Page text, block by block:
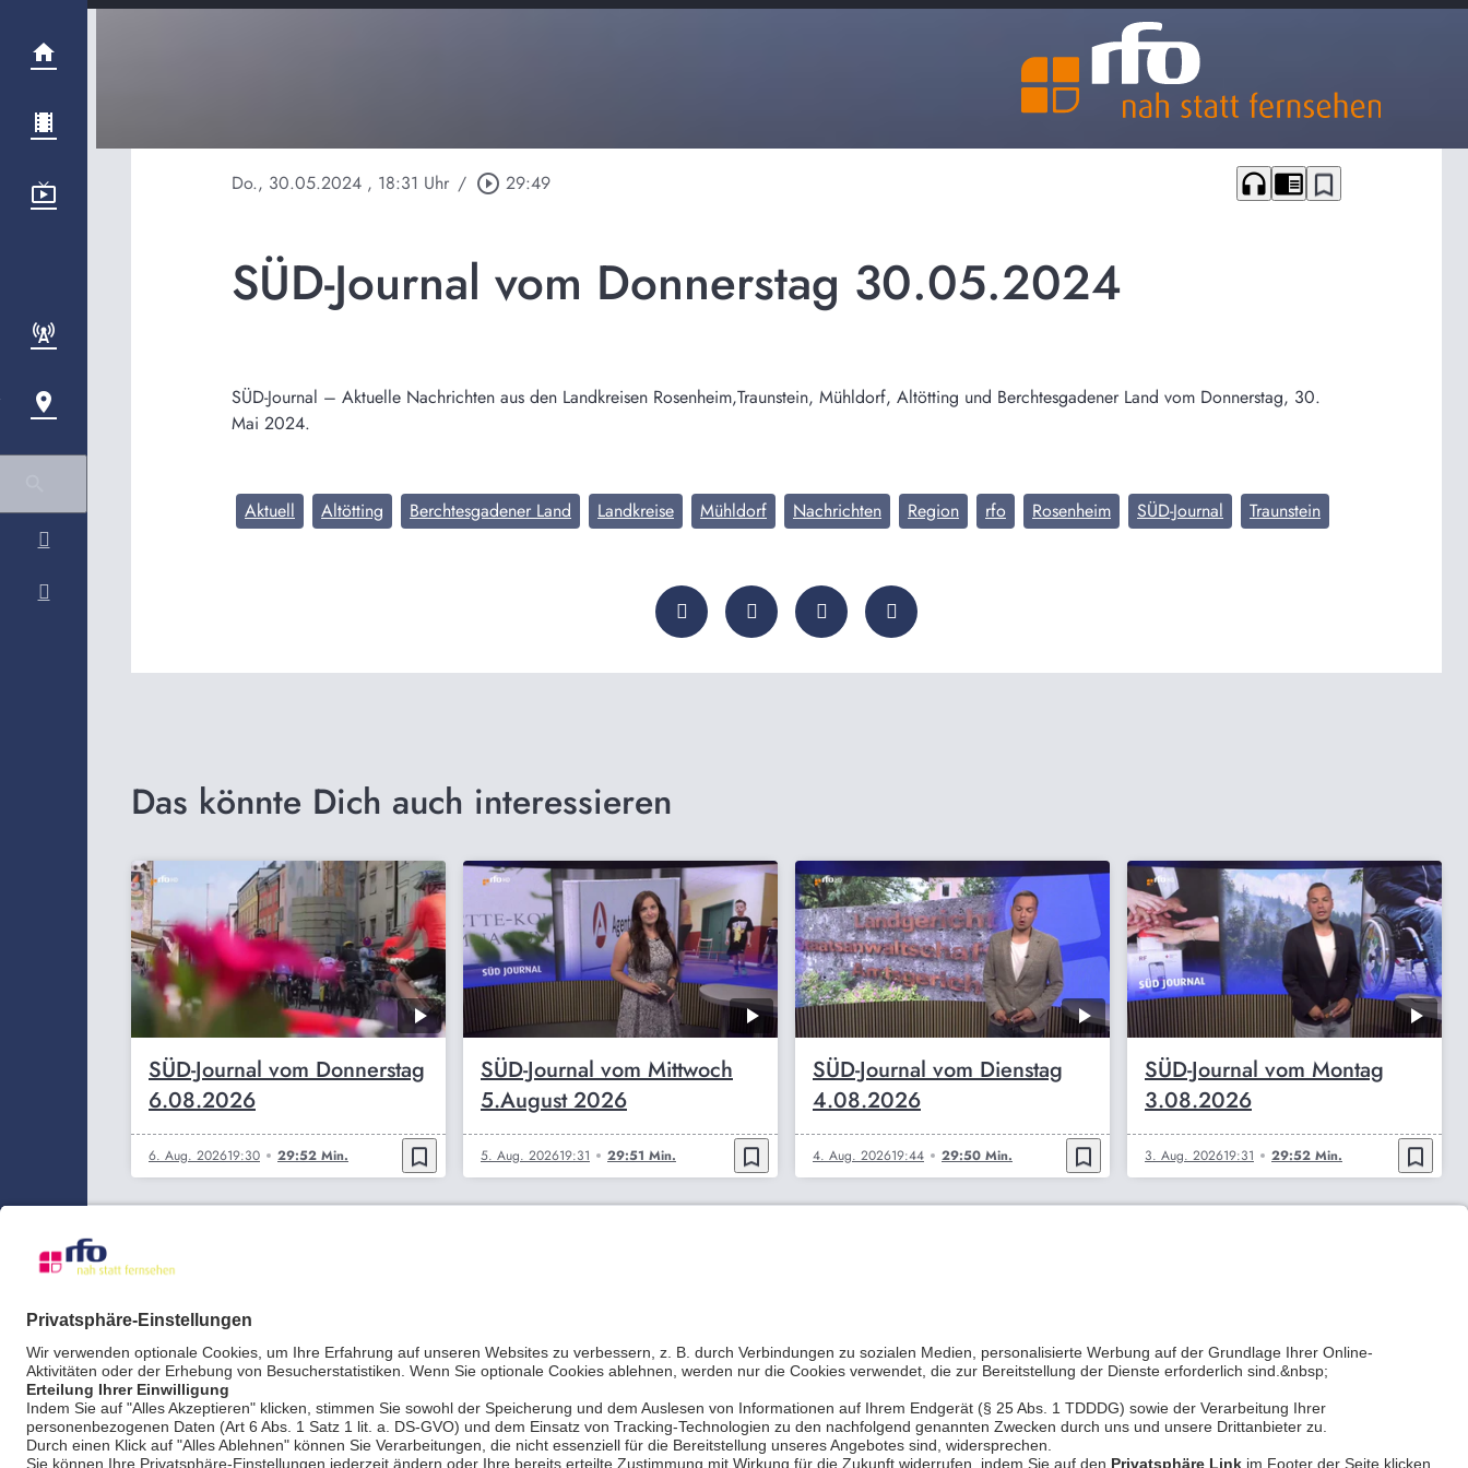
Do., 30.05.2024 , 18:31 Uhr / play_circle_outline 29:49 headphones chrome_reader_mode bookmark_border
SÜD-Journal vom Donnerstag 30.05.2024
SÜD-Journal – Aktuelle Nachrichten aus den Landkreisen Rosenheim,Traunstein, Mühldorf, Altötting und Berchtesgadener Land vom Donnerstag, 30.
Mai 2024.
Aktuell Altötting Berchtesgadener Land Landkreise Mühldorf Nachrichten Region rfo Rosenheim SÜD-Journal Traunstein
Das könnte Dich auch interessieren
SÜD-Journal vom Donnerstag
6.08.2026
6. Aug. 202619:30 29:52 Min. bookmark_border
SÜD-Journal vom Mittwoch
5.August 2026
5. Aug. 202619:31 29:51 Min. bookmark_border
SÜD-Journal vom Dienstag
4.08.2026
4. Aug. 202619:44 29:50 Min. bookmark_border
SÜD-Journal vom Montag
3.08.2026
3. Aug. 202619:31 29:52 Min. bookmark_border